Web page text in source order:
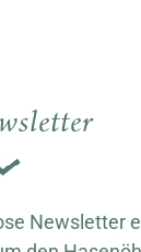
Newsletter